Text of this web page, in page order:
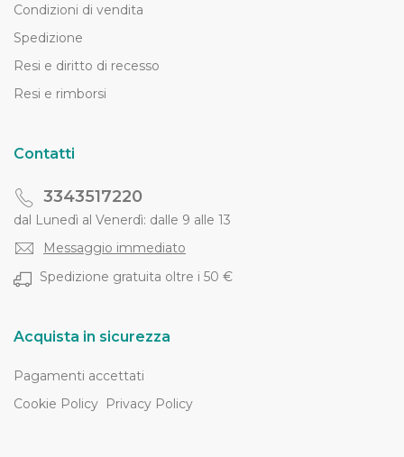
Condizioni di vendita
Spedizione
Resi e diritto di recesso
Resi e rimborsi
Contatti
3343517220
dal Lunedì al Venerdì: dalle 9 alle 13
Messaggio immediato
Spedizione gratuita oltre i 50 €
Acquista in sicurezza
Pagamenti accettati
Cookie Policy Privacy Policy